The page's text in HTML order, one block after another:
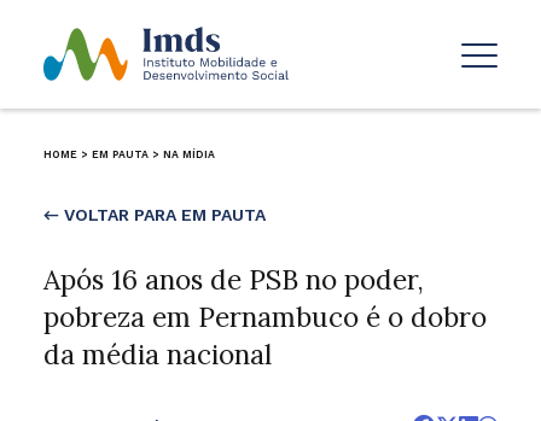
HOME > EM PAUTA > NA MÍDIA
← VOLTAR PARA EM PAUTA
Após 16 anos de PSB no poder,
pobreza em Pernambuco é o dobro
da média nacional